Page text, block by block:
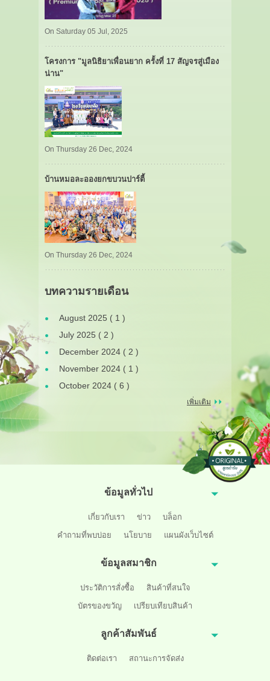
On Saturday 05 Jul, 2025
โครงการ "มูลนิธิยาเพื่อนยาก ครั้งที่ 17 สัญจรสู่เมือง
น่าน"
On Thursday 26 Dec, 2024
บ้านหมอละอองยกขบวนปาร์ตี้
On Thursday 26 Dec, 2024
บทความรายเดือน
August 2025 ( 1 )
July 2025 ( 2 )
December 2024 ( 2 )
November 2024 ( 1 )
October 2024 ( 6 )
เพิ่มเติม
ข้อมูลทั่วไป
เกี่ยวกับเรา ข่าว
บล็อก
คำถามที่พบบ่อย
นโยบาย แผนผังเว็บไซต์
ข้อมูลสมาชิก
ประวัติการสั่งซื้อ
สินค้าที่สนใจ
บัตรของขวัญ
เปรียบเทียบสินค้า
ลูกค้าสัมพันธ์
ติดต่อเรา สถานะการจัดส่ง